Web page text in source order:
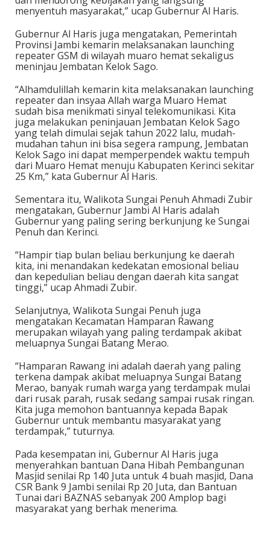
menyentuh masyarakat,” ucap Gubernur Al Haris.
Gubernur Al Haris juga mengatakan, Pemerintah
Provinsi Jambi kemarin melaksanakan launching
repeater GSM di wilayah muaro hemat sekaligus
meninjau Jembatan Kelok Sago.
“Alhamdulillah kemarin kita melaksanakan launching
repeater dan insyaa Allah warga Muaro Hemat
sudah bisa menikmati sinyal telekomunikasi. Kita
juga melakukan peninjauan Jembatan Kelok Sago
yang telah dimulai sejak tahun 2022 lalu, mudah-
mudahan tahun ini bisa segera rampung, Jembatan
Kelok Sago ini dapat memperpendek waktu tempuh
dari Muaro Hemat menuju Kabupaten Kerinci sekitar
25 Km,” kata Gubernur Al Haris.
Sementara itu, Walikota Sungai Penuh Ahmadi Zubir
mengatakan, Gubernur Jambi Al Haris adalah
Gubernur yang paling sering berkunjung ke Sungai
Penuh dan Kerinci.
“Hampir tiap bulan beliau berkunjung ke daerah
kita, ini menandakan kedekatan emosional beliau
dan kepedulian beliau dengan daerah kita sangat
tinggi,” ucap Ahmadi Zubir.
Selanjutnya, Walikota Sungai Penuh juga
mengatakan Kecamatan Hamparan Rawang
merupakan wilayah yang paling terdampak akibat
meluapnya Sungai Batang Merao.
“Hamparan Rawang ini adalah daerah yang paling
terkena dampak akibat meluapnya Sungai Batang
Merao, banyak rumah warga yang terdampak mulai
dari rusak parah, rusak sedang sampai rusak ringan.
Kita juga memohon bantuannya kepada Bapak
Gubernur untuk membantu masyarakat yang
terdampak,” tuturnya.
Pada kesempatan ini, Gubernur Al Haris juga
menyerahkan bantuan Dana Hibah Pembangunan
Masjid senilai Rp 140 Juta untuk 4 buah masjid, Dana
CSR Bank 9 Jambi senilai Rp 20 Juta, dan Bantuan
Tunai dari BAZNAS sebanyak 200 Amplop bagi
masyarakat yang berhak menerima.